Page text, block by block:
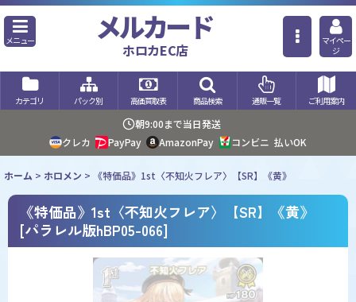
メニュー メルカード
ホロカEC店
マイペー
ジ
カテゴリ パック別 高価買取表 商品検索 通販一覧 ご利用案内
朝9:00まで当日発送
クレカ
PayPay AmazonPay コンビニ 払いOK
ホーム > ホロメン > 《特価品》1st〈不知火フレア〉【SR】《黄》
《特価品》1st〈不知火フレア〉【SR】《黄》
[パラレル版hBP05-066]